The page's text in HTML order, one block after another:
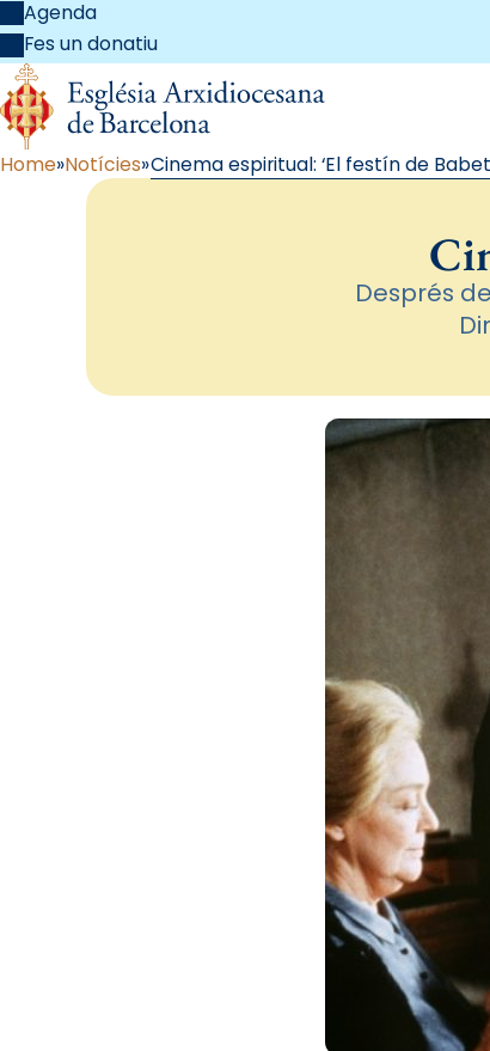
Agenda
Fes un donatiu
Home Notícies Cinema espiritual: ‘El festín de
Després